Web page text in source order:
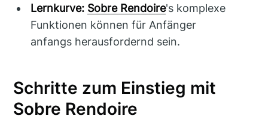
Lernkurve: Sobre Rendoire's komplexe
Funktionen können für Anfänger
anfangs herausfordernd sein.
Schritte zum Einstieg mit
Sobre Rendoire